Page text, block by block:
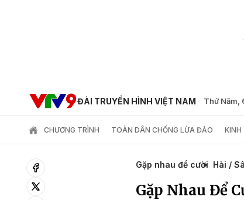
ĐÀI TRUYỀN HÌNH VIỆT NAM Thứ
CHƯƠNG TRÌNH TOÀN DÂN CHỐNG LỪA ĐẢO KINH
Gặp nhau để cười Hài /
Gặp Nhau Để